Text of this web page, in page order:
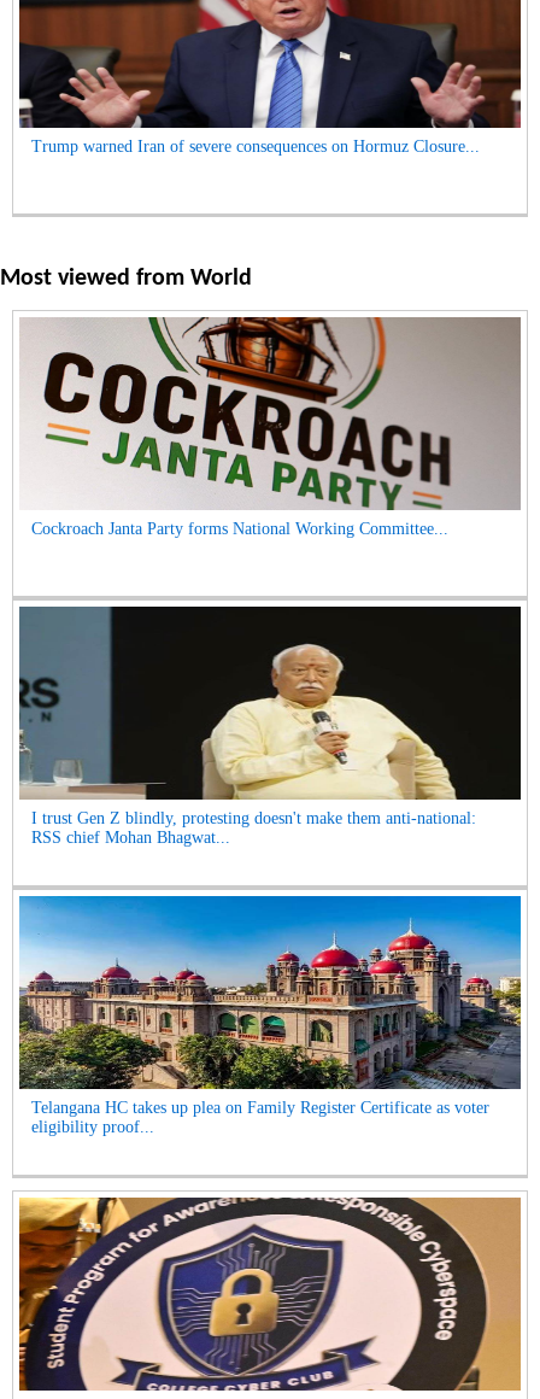
Trump warned Iran of severe consequences on Hormuz Closure...
Most viewed from World
Cockroach Janta Party forms National Working Committee...
I trust Gen Z blindly, protesting doesn't make them anti-national:
RSS chief Mohan Bhagwat...
Telangana HC takes up plea on Family Register Certificate as voter
eligibility proof...